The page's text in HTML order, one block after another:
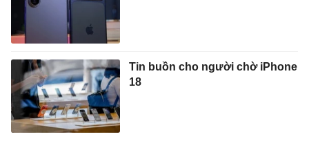
Tin buồn cho người chờ iPhone
18